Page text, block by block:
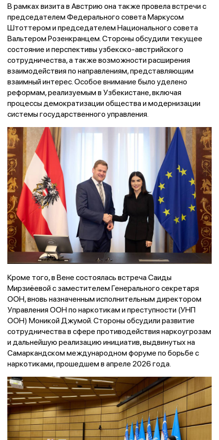
В рамках визита в Австрию она также провела встречи с
председателем Федерального совета Маркусом
Штоттером и председателем Национального совета
Вальтером Розенкранцем. Стороны обсудили текущее
состояние и перспективы узбекско-австрийского
сотрудничества, а также возможности расширения
взаимодействия по направлениям, представляющим
взаимный интерес. Особое внимание было уделено
реформам, реализуемым в Узбекистане, включая
процессы демократизации общества и модернизации
системы государственного управления.
Кроме того, в Вене состоялась встреча Саиды
Мирзиёевой с заместителем Генерального секретаря
ООН, вновь назначенным исполнительным директором
Управления ООН по наркотикам и преступности (УНП
ООН) Моникой Джумой. Стороны обсудили развитие
сотрудничества в сфере противодействия наркоугрозам
и дальнейшую реализацию инициатив, выдвинутых на
Самаркандском международном форуме по борьбе с
наркотиками, прошедшем в апреле 2026 года.